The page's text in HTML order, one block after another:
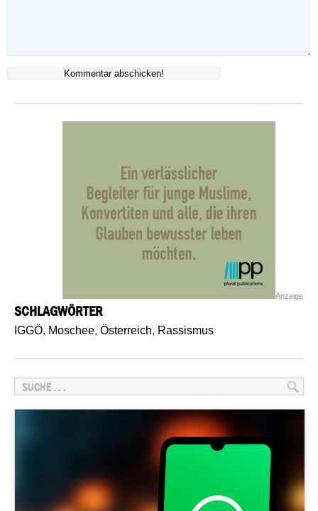
Anzeige
SCHLAGWÖRTER
IGGÖ, Moschee, Österreich, Rassismus